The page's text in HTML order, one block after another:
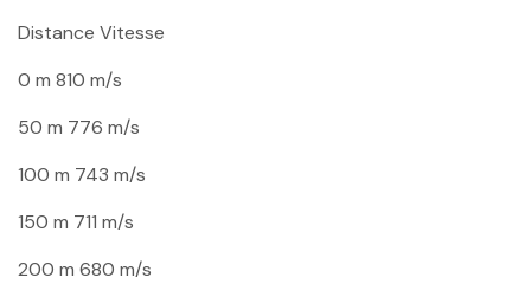
Distance Vitesse
0 m 810 m/s
50 m 776 m/s
100 m 743 m/s
150 m 711 m/s
200 m 680 m/s